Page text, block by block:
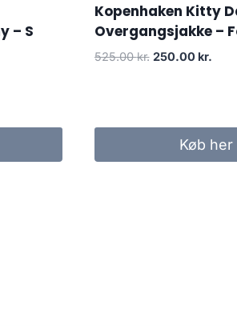
– S
Kopenhaken Kitty
Overgangsjakke –
525.00kr. Original
250.00 kr.
Køb her